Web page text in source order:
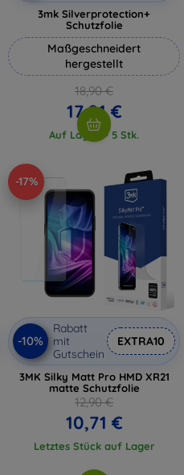
3mk Silverprotection+
Schutzfolie
Maßgeschneidert
hergestellt
18,90 €
17,01 €
Auf Lager > 5 Stk.
-17%
-10%
Rabatt
mit
Gutschein
EXTRA10
3MK Silky Matt Pro HMD XR21
matte Schutzfolie
12,90 €
10,71 €
Letztes Stück auf Lager